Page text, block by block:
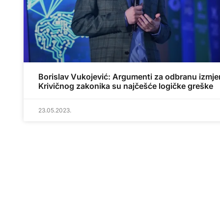
Borislav Vukojević: Argumenti za odbranu
Krivičnog zakonika su najčešće logičke greške
23.05.2023.